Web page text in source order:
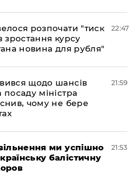
розпочати "тиск
зростання курсу
новина для рубля"
22:47
щодо шансів
міністра
чому не бере
21:59
ми успішно
балістичну
21:53